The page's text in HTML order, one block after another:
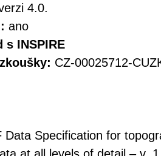
4.0.
ano
s INSPIRE
CZ-00025712-
Data Specification for